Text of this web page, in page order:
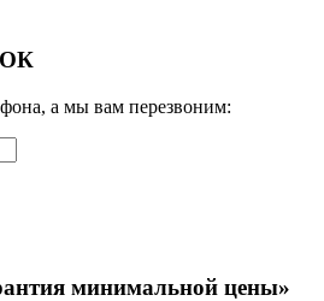
а мы вам перезвоним:
минимальной цены»